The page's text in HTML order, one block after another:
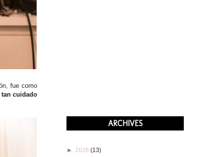
fue como
cuidado
ARCHIVES
► 2026 (13)